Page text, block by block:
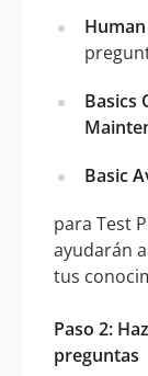
Basics
Basic
para Test
ayudarán
tus
Paso 2:
preguntas